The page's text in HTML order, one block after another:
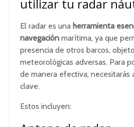
utilizar tu radar
El radar es una herramienta
navegación marítima, ya que
presencia de otros barcos,
meteorológicas adversas. Para
de manera efectiva, necesitarás
clave.
Estos incluyen: